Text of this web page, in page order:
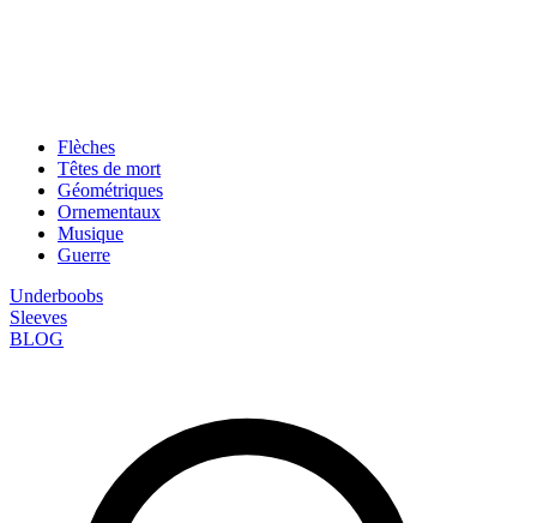
Flèches
Têtes de mort
Géométriques
Ornementaux
Musique
Guerre
Underboobs
Sleeves
BLOG